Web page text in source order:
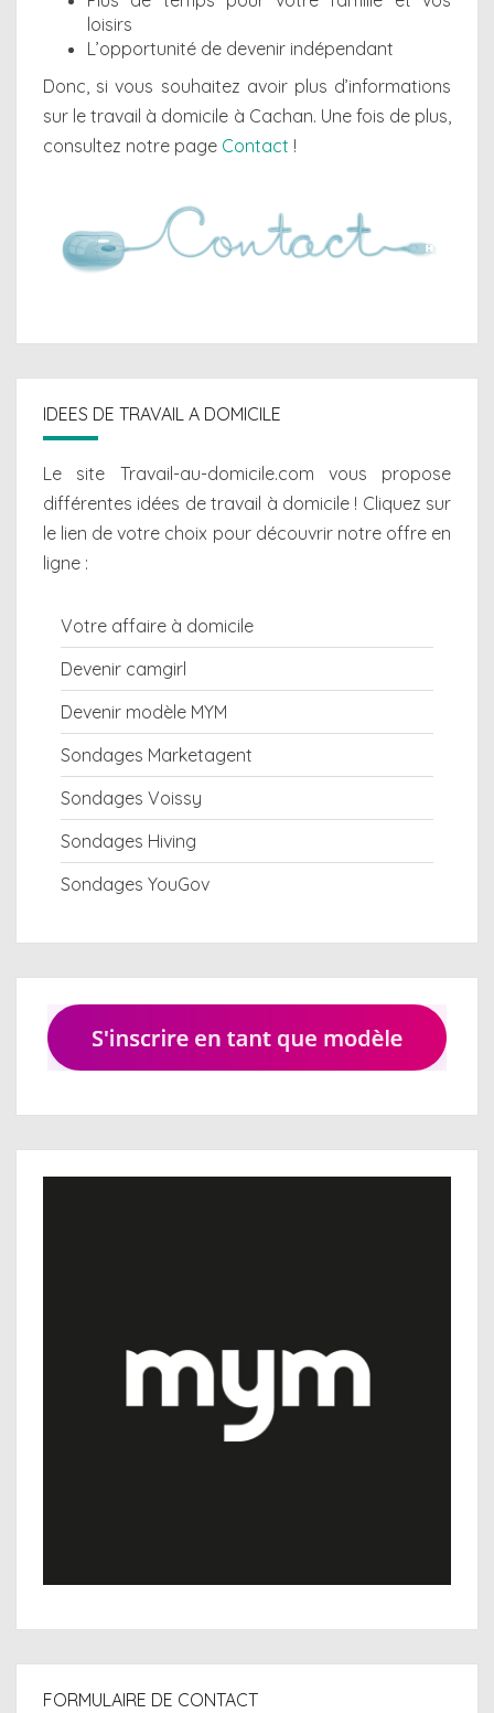
loisirs
L’opportunité de devenir indépendant
Donc, si vous souhaitez avoir plus d’informations
sur le travail à domicile à Cachan. Une fois de plus,
consultez notre page Contact !
IDEES DE TRAVAIL A DOMICILE
Le site Travail-au-domicile.com vous propose
différentes idées de travail à domicile! Cliquez sur
le lien de votre choix pour découvrir notre offre en
ligne :
Votre affaire à domicile
Devenir camgirl
Devenir modèle MYM
Sondages Marketagent
Sondages Voissy
Sondages Hiving
Sondages YouGov
FORMULAIRE DE CONTACT